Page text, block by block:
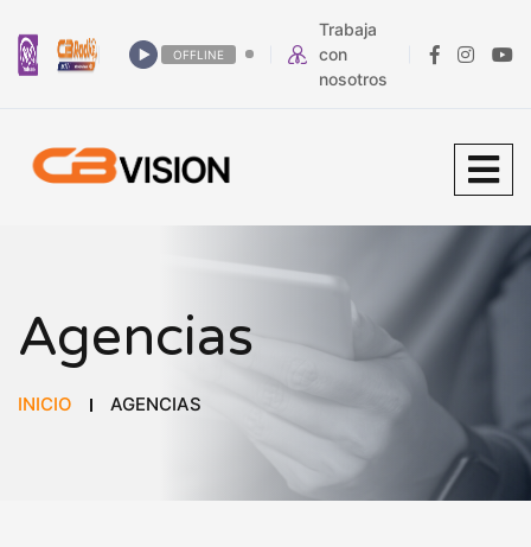
OFFLINE
Trabaja
con
nosotros
Agencias
INICIO AGENCIAS